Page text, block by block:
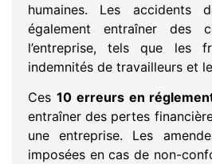
humaines. Les accidents
également entraîner des
l’entreprise, tels que les
indemnités de travailleurs et
Ces 10 erreurs en
entraîner des pertes
une entreprise. Les
imposées en cas de non-